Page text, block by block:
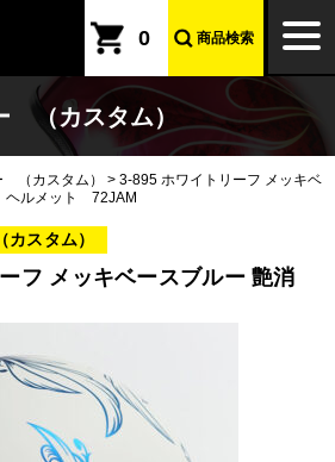
0 商品検索
（カスタム）
（カスタム） > 3-895 ホワイトリーフ メッキベ
ヘルメット 72JAM
スタム）
フ メッキベースブルー 艶消